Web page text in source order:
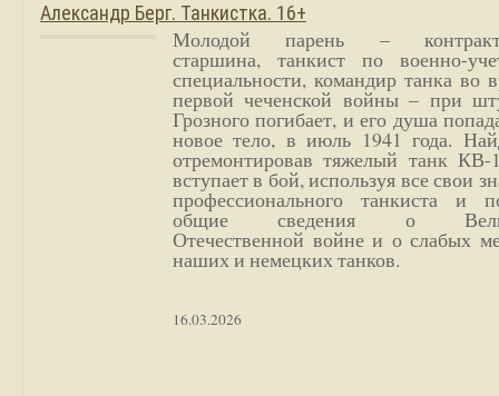
Александр Берг. Танкистка. 16+
Молодой парень –
старшина, танкист по военно-
специальности, командир танка во
первой чеченской войны – при
Грозного погибает, и его душа
новое тело, в июль 1941 года.
отремонтировав тяжелый танк
вступает в бой, используя все свои
профессионального танкиста и
общие сведения о
Отечественной войне и о слабых
наших и немецких танков.
16.03.2026